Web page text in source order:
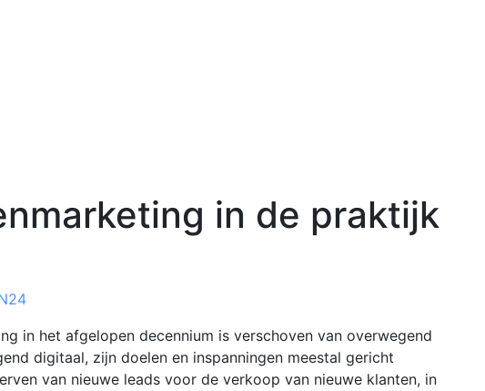
in de praktijk
in het afgelopen decennium is verschoven van overwegend
digitaal, zijn doelen en inspanningen meestal gericht
van nieuwe leads voor de verkoop van nieuwe klanten, in